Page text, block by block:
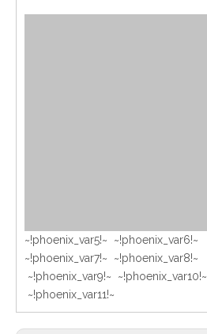
~!phoenix_var5!~ ~!phoenix_var6!~
~!phoenix_var7!~ ~!phoenix_var8!~
~!phoenix_var9!~ ~!phoenix_var10!~
~!phoenix_var11!~